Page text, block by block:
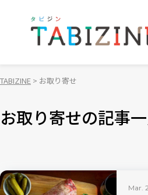
TABIZINE お取り寄せ
お取り寄せの記事
Mar.